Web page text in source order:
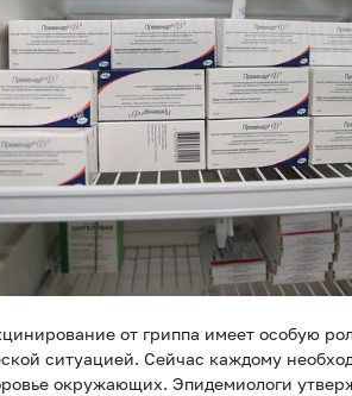
от гриппа имеет особую
ситуацией. Сейчас каждому
окружающих. Эпидемиологи